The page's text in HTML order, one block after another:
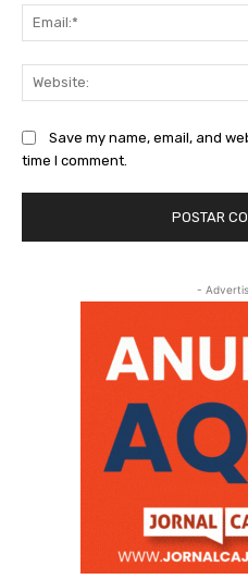
Save my name, email, and
time I comment.
-